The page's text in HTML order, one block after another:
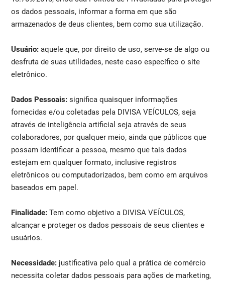
os dados pessoais, informar a forma em que são
armazenados de deus clientes, bem como sua utilização.
Usuário:aquele que, por direito de uso, serve-se de algo ou
desfruta de suas utilidades, neste caso específico o site
eletrônico.
Dados Pessoais:significa quaisquer informações
fornecidas e/ou coletadas pela DIVISA VEÍCULOS, seja
através de inteligência artificial seja através de seus
colaboradores, por qualquer meio, ainda que públicos que
possam identificar a pessoa, mesmo que tais dados
estejam em qualquer formato, inclusive registros
eletrônicos ou computadorizados, bem como em arquivos
baseados em papel.
Finalidade: Tem como objetivo a DIVISA VEÍCULOS,
alcançar e proteger os dados pessoais de seus clientes e
usuários.
Necessidade: justificativa pelo qual a prática de comércio
necessita coletar dados pessoais para ações de marketing,